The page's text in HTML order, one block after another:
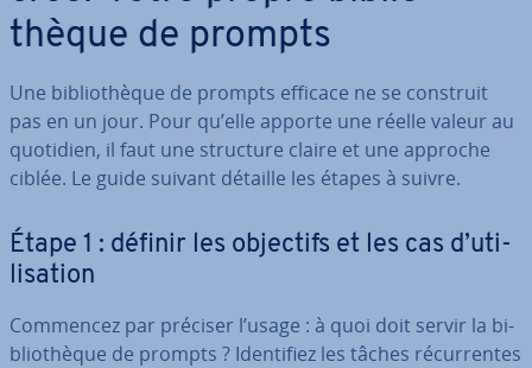
thèque de prompts
Une bi­blio­thèque de prompts efficace ne se construit
pas en un jour. Pour qu’elle apporte une réelle valeur au
quotidien, il faut une structure claire et une approche
ciblée. Le guide suivant détaille les étapes à suivre.
Étape 1 : définir les objectifs et les cas d’uti­
li­sa­tion
Commencez par préciser l’usage : à quoi doit servir la bi­
blio­thèque de prompts ? Iden­ti­fiez les tâches ré­cur­rentes